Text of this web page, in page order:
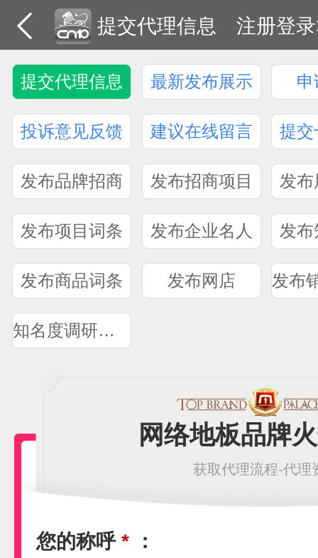
提交代理信息 注册登
提交代理信息 最新发布展示 申
投诉意见反馈 建议在线留言 提交
发布品牌招商 发布招商项目 发
发布项目词条 发布企业名人 发
发布商品词条 发布网店
知名度调研问卷
网络地板品牌
获取代理流程-代理
您的称呼 * ：